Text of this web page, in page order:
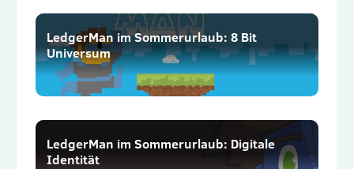
LedgerMan im Sommerurlaub: 8 Bit
Universum
LedgerMan im Sommerurlaub: Digitale
Identität